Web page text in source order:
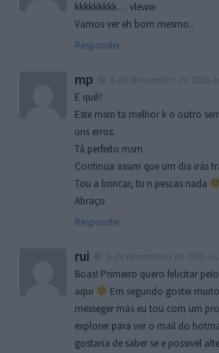
kkkkkkkkk… vleww
Vamos ver eh bom mesmo..
Responder
mp
E quê?
Este msm ta melhor k o outro
uns erros.
Tá perfeito msm.
Continua assim que um dia irás
Tou a brincar, tu n pescas nada
Abraço
Responder
rui
Boas! Primeiro quero felicitar
aqui
Em segundo gostei
messeger mas eu tou com um
explorer para ver o mail do
gostaria de saber se e possivel